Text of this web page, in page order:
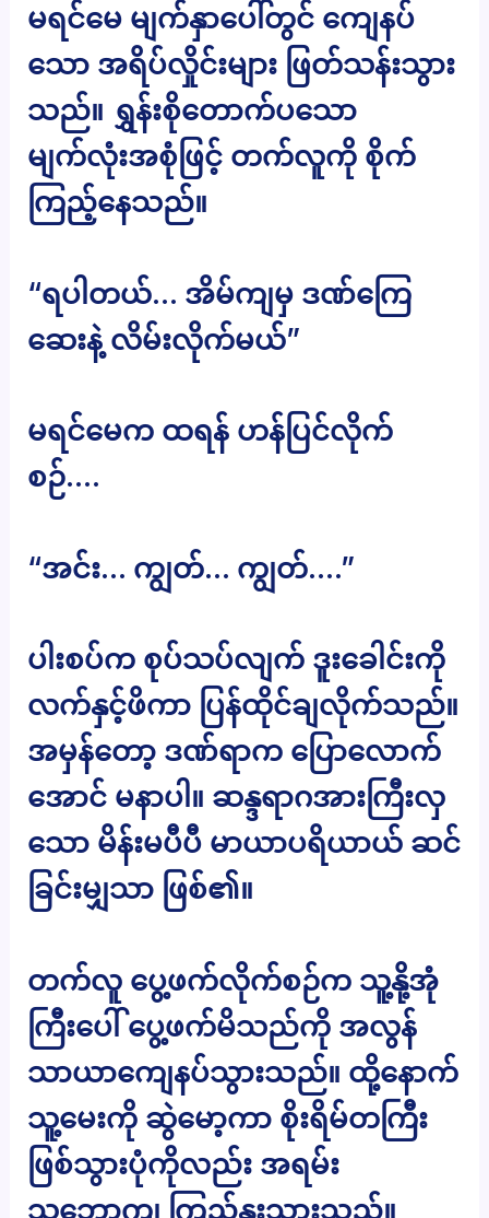
မရင်မေ မျက်နှာပေါ်တွင် ကျေနပ်
သော အရိပ်လှိုင်းများ ဖြတ်သန်းသွား
သည်။ ရွှန်းစိုတောက်ပသော
မျက်လုံးအစုံဖြင့် တက်လူကို စိုက်
ကြည့်နေသည်။
“ရပါတယ်… အိမ်ကျမှ ဒဏ်ကြေ
ဆေးနဲ့ လိမ်းလိုက်မယ်”
မရင်မေက ထရန် ဟန်ပြင်လိုက်
စဉ်….
“အင်း… ကျွတ်… ကျွတ်….”
ပါးစပ်က စုပ်သပ်လျက် ဒူးခေါင်းကို
လက်နှင့်ဖိကာ ပြန်ထိုင်ချလိုက်သည်။
အမှန်တော့ ဒဏ်ရာက ပြောလောက်
အောင် မနာပါ။ ဆန္ဒရာဂအားကြီးလှ
သော မိန်းမပီပီ မာယာပရိယာယ် ဆင်
ခြင်းမျှသာ ဖြစ်၏။
တက်လူ ပွေ့ဖက်လိုက်စဉ်က သူ့နို့အုံ
ကြီးပေါ် ပွေ့ဖက်မိသည်ကို အလွန်
သာယာကျေနပ်သွားသည်။ ထို့နောက်
သူ့မေးကို ဆွဲမော့ကာ စိုးရိမ်တကြီး
ဖြစ်သွားပုံကိုလည်း အရမ်း
သဘောကျ ကြည်နူးသွားသည်။